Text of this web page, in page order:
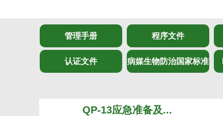
管理手册 程序文件
认证文件 病媒生物防治国家标准
QP-13应急准备及...